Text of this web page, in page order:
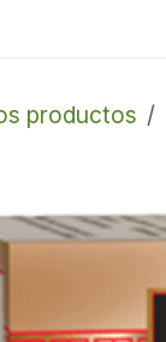
productos